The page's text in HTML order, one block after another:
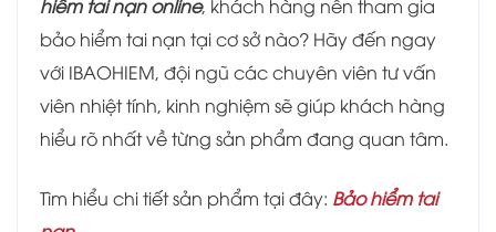
hiểm tai nạn online, khách hàng nên tham gia
bảo hiểm tai nạn tại cơ sở nào? Hãy đến ngay
với IBAOHIEM, đội ngũ các chuyên viên tư vấn
viên nhiệt tính, kinh nghiệm sẽ giúp khách hàng
hiểu rõ nhất về từng sản phẩm đang quan tâm.
Tìm hiểu chi tiết sản phẩm tại đây: Bảo hiểm tai